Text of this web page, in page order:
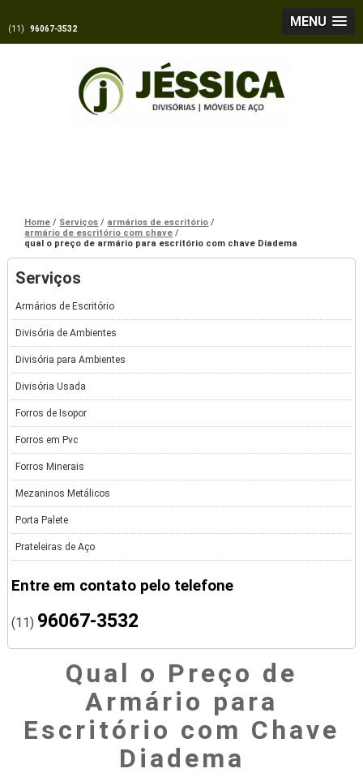
MENU
(11) 96067-3532
Home Serviços
armários de escritório
armário de escritório com chave
qual o preço de armário para escritório com chave Diadema
Serviços
Armários de Escritório
Divisória de Ambientes
Divisória para Ambientes
Divisória Usada
Forros de Isopor
Forros em Pvc
Forros Minerais
Mezaninos Metálicos
Porta Palete
Prateleiras de Aço
Entre em contato pelo telefone
(11) 96067-3532
Qual o Preço de
Armário para
Escritório com Chave
Diadema